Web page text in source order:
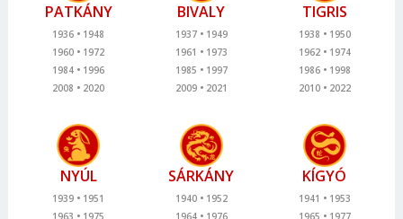
PATKÁNY
1936
1948
1960
1972
1984
1996
2008
2020
BIVALY
1937
1949
1961
1973
1985
1997
2009
2021
TIGRIS
1938
1950
1962
1974
1986
1998
2010
2022
NYÚL
1939
1951
1963
1975
SÁRKÁNY
1940
1952
1964
1976
KÍGYÓ
1941
1953
1965
1977